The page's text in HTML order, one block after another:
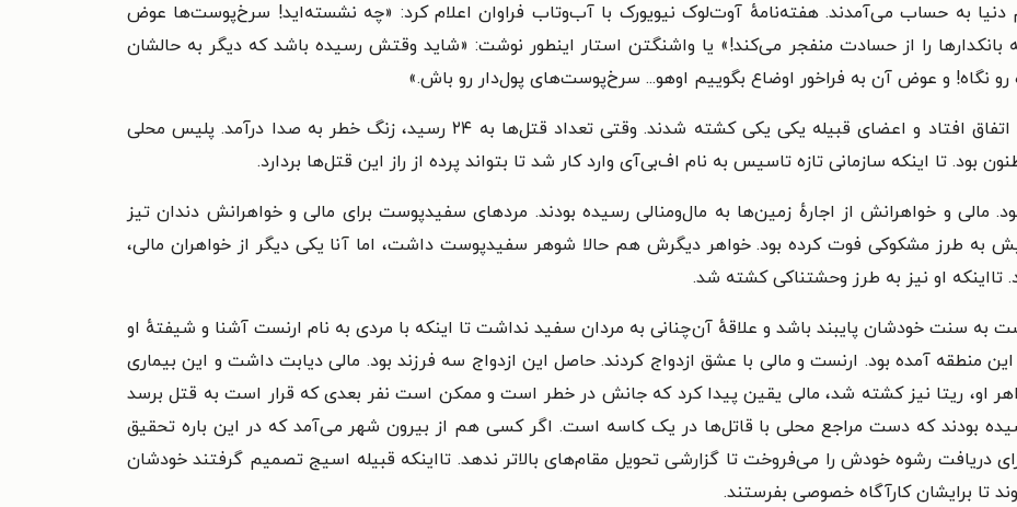
دنیا به حساب می‌آمدند. هفته‌نامهٔ آوت‌لوک نیویورک با آب‌وتاب فراوان اعلام کرد: «چه نشسته‌اید! سرخ‌پوست‌ها عوض
بانکدارها را از حسادت منفجر می‌کند!» یا واشنگتن استار اینطور نوشت: «شاید وقتش رسیده باشد که دیگر به حالشان
نگاه! و عوض آن به فراخور اوضاع بگوییم اوهو... سرخ‌پوست‌های پول‌دار رو باش.»
تا اینکه اوایل قرن بیستم قتل‌های مشکوکی اتفاق افتاد و اعضای قبیله یکی یکی کشته شدند. وقتی تعداد قتل‌ها به ۲۴ رسید، زنگ خطر به صدا درآمد. پلیس محلی
تا اینکه سازمانی تازه تاسیس به نام اف‌بی‌آی وارد کار شد تا بتواند پرده از راز این قتل‌ها بردارد.
مالی و خواهرانش از اجارهٔ زمین‌ها به مال‌ومنالی رسیده بودند. مردهای سفیدپوست برای مالی و خواهرانش دندان تیز
به طرز مشکوکی فوت کرده بود. خواهر دیگرش هم حالا شوهر سفیدپوست داشت، اما آنا یکی دیگر از خواهران مالی،
تااینکه او نیز به طرز وحشتناکی کشته شد.
سنت خودشان پایبند باشد و علاقهٔ آن‌چنانی به مردان سفید نداشت تا اینکه با مردی به نام ارنست آشنا و شیفتهٔ او
منطقه آمده بود. ارنست و مالی با عشق ازدواج کردند. حاصل این ازدواج سه فرزند بود. مالی دیابت داشت و این بیماری
او، ریتا نیز کشته شد، مالی یقین پیدا کرد که جانش در خطر است و ممکن است نفر بعدی که قرار است به قتل برسد
بودند که دست مراجع محلی با قاتل‌ها در یک کاسه است. اگر کسی هم از بیرون شهر می‌آمد که در این باره تحقیق
دریافت رشوه خودش را می‌فروخت تا گزارشی تحویل مقام‌های بالاتر ندهد. تااینکه قبیله اسیج تصمیم گرفتند خودشان
تا برایشان کارآگاه خصوصی بفرستند.